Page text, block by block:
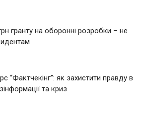
гранту на оборонні розробки – не
“Фактчекінг”: як захистити правду в
та криз